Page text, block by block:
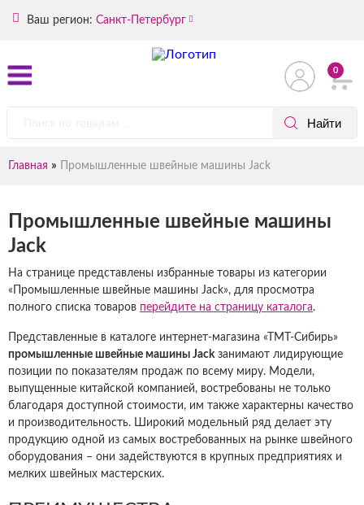
Ваш регион: Санкт-Петербург
0
Главная » Промышленные швейные машины Jack
Промышленные швейные машины
Jack
На странице представлены избранные товары из категории
«Промышленные швейные машины Jack», для просмотра
полного списка товаров перейдите на страницу каталога.
Представленные в каталоге интернет-магазина «ТМТ-Сибирь»
промышленные швейные машины Jackзанимают лидирующие
позиции по показателям продаж по всему миру. Модели,
выпущенные китайской компанией, востребованы не только
благодаря доступной стоимости, им также характерны качество
и производительность. Широкий модельный ряд делает эту
продукцию одной из самых востребованных на рынке швейного
оборудования – они задействуются в крупных предприятиях и
мелких швейных мастерских.